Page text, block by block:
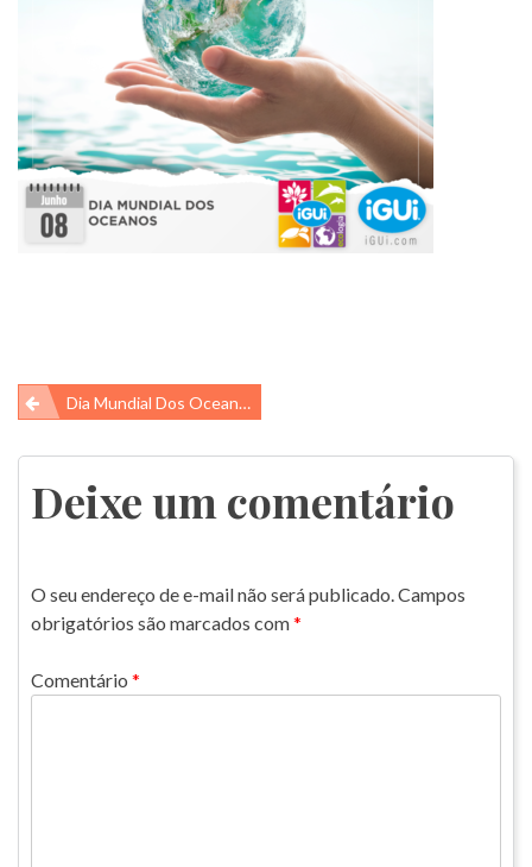
Navegação
de
Post
Dia Mundial Dos Oceanos
Deixe um comentário
O seu endereço de e-mail não será publicado. Campos
obrigatórios são marcados com*
Comentário *